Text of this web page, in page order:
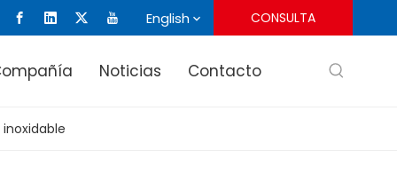
English CONSULTA
Noticias Contacto